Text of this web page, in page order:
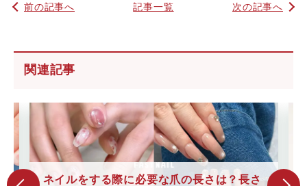
前の記事へ 記事一覧 次の記事へ
関連記事
ネイルをする際に必要な爪の長さは？長さ